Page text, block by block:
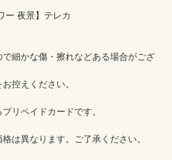
ー 夜景】テレカ
細かな傷・擦れなどある場合がござ
控えください。
リペイドカードです。
は異なります。ご了承ください。